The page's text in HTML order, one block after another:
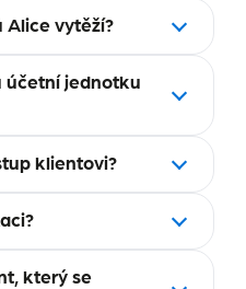
vytěží?
účetní jednotku
klientovi?
který se